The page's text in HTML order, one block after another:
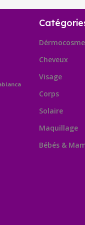
Cheveux
Visage
Corps
Solaire
Maquillage
Bébés &